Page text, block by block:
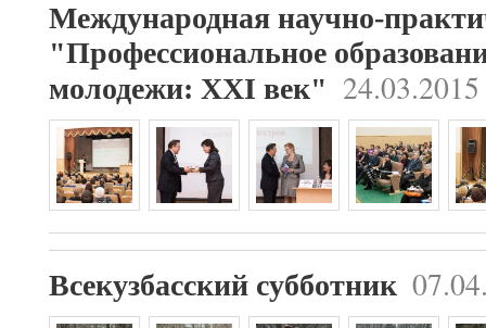
Международная научно-
"Профессиональное
молодежи: XXI век" 24.03.2015
Всекузбасский субботник